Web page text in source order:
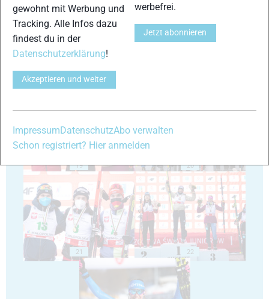
17
19 20
21 22
gewohnt mit Werbung und
Tracking. Alle Infos dazu
findest du in der
Datenschutzerklärung!
Akzeptieren und weiter
werbefrei.
Jetzt abonnieren
Impressum DatenschutzAbo verwalten
Schon registriert? Hier anmelden